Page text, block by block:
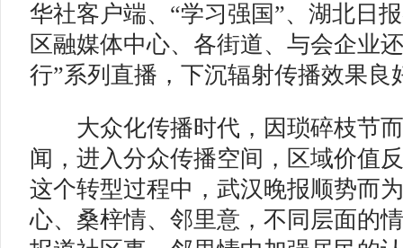
华社客户端、“学习强国”、湖北日
区融媒体中心、各街道、与会企业
行”系列直播，下沉辐射传播效果良
大众化传播时代，因琐碎枝节而
闻，进入分众传播空间，区域价值
这个转型过程中，武汉晚报顺势而
心、桑梓情、邻里意，不同层面的